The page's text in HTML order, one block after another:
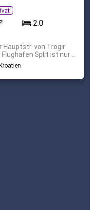
2.0
Hauptstr. von Trogir
Split ist nur ...